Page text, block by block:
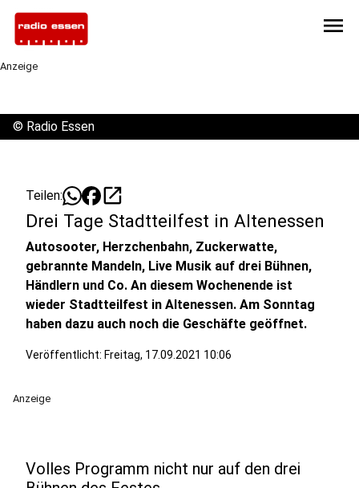
menu
Anzeige
© Radio Essen
Teilen: open_in_new
Drei Tage Stadtteilfest in Altenessen
Autosooter, Herzchenbahn, Zuckerwatte,
gebrannte Mandeln, Live Musik auf drei Bühnen,
Händlern und Co. An diesem Wochenende ist
wieder Stadtteilfest in Altenessen. Am Sonntag
haben dazu auch noch die Geschäfte geöffnet.
Veröffentlicht: Freitag, 17.09.2021 10:06
Anzeige
Volles Programm nicht nur auf den drei